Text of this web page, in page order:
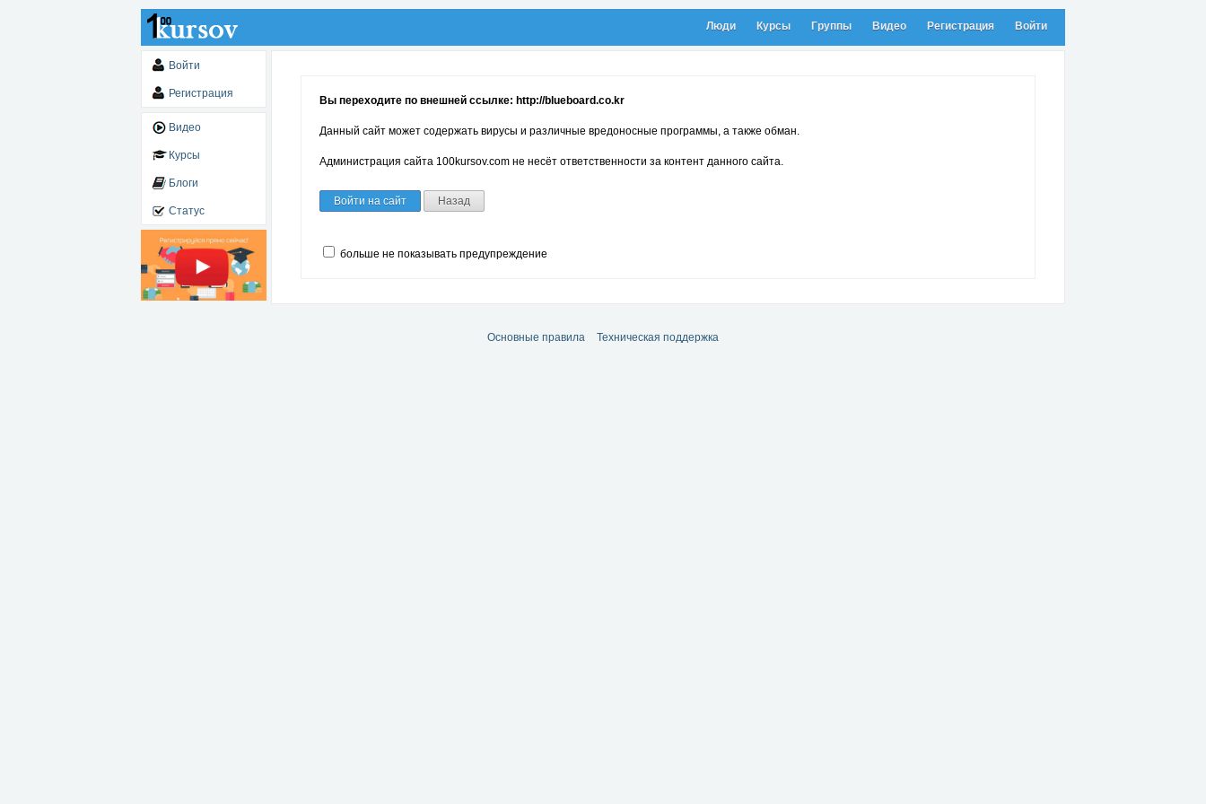
Люди Курсы Группы Видео Регистрация Войти
Войти
Регистрация
Видео
Курсы
Блоги
Статус
Вы переходите по внешней ссылке: http://blueboard.co.kr
Данный сайт может содержать вирусы и различные вредоносные программы, а также обман.
Администрация сайта 100kursov.com не несёт ответственности за контент данного сайта.
Войти на сайт Назад
больше не показывать предупреждение
Основные правила Техническая поддержка